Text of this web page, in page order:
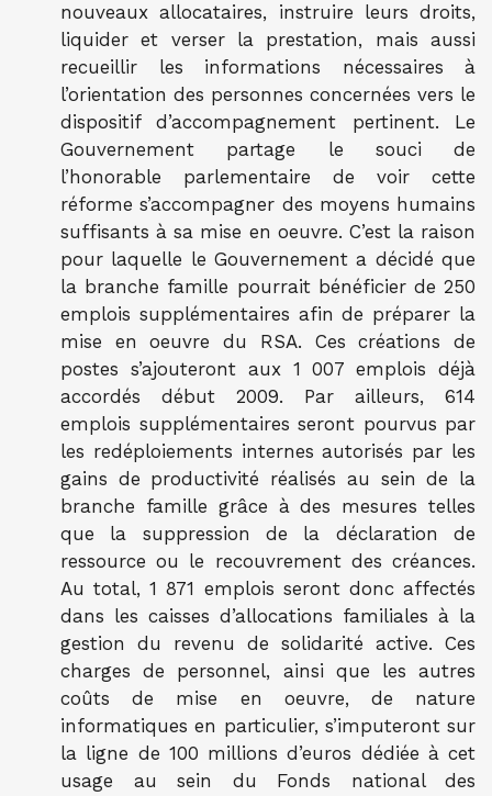
nouveaux allocataires, instruire leurs droits,
liquider et verser la prestation, mais aussi
recueillir les informations nécessaires à
l’orientation des personnes concernées vers le
dispositif d’accompagnement pertinent. Le
Gouvernement partage le souci de
l’honorable parlementaire de voir cette
réforme s’accompagner des moyens humains
suffisants à sa mise en oeuvre. C’est la raison
pour laquelle le Gouvernement a décidé que
la branche famille pourrait bénéficier de 250
emplois supplémentaires afin de préparer la
mise en oeuvre du RSA. Ces créations de
postes s’ajouteront aux 1 007 emplois déjà
accordés début 2009. Par ailleurs, 614
emplois supplémentaires seront pourvus par
les redéploiements internes autorisés par les
gains de productivité réalisés au sein de la
branche famille grâce à des mesures telles
que la suppression de la déclaration de
ressource ou le recouvrement des créances.
Au total, 1 871 emplois seront donc affectés
dans les caisses d’allocations familiales à la
gestion du revenu de solidarité active. Ces
charges de personnel, ainsi que les autres
coûts de mise en oeuvre, de nature
informatiques en particulier, s’imputeront sur
la ligne de 100 millions d’euros dédiée à cet
usage au sein du Fonds national des